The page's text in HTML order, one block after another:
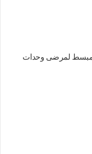
مبسط لمرضى وحدات